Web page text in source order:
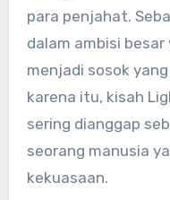
para penjahat.
dalam ambisi
menjadi sosok
karena itu, kisah
sering dianggap
seorang manusia
kekuasaan.